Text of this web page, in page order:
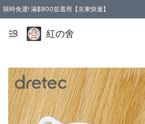
限時免運! 滿$800並選用【京東快遞】
紅の舍